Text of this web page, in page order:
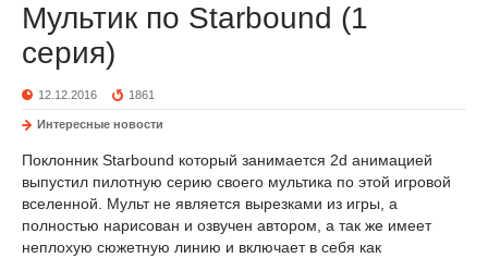
Мультик по Starbound (1
серия)
12.12.2016 1861
Интересные новости
Поклонник Starbound который занимается 2d анимацией
выпустил пилотную серию своего мультика по этой игровой
вселенной. Мульт не является вырезками из игры, а
полностью нарисован и озвучен автором, а так же имеет
неплохую сюжетную линию и включает в себя как